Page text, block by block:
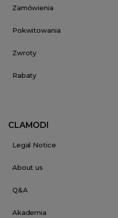
Zamówienia
Pokwitowania
Zwroty
Rabaty
CLAMODI
Legal Notice
About us
Q&A
Akademia